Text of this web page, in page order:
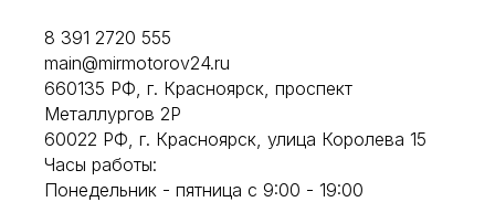
8 391 2720 555
main@mirmotorov24.ru
660135 РФ, г. Красноярск, проспект
Металлургов 2Р
60022 РФ, г. Красноярск, улица Королева 15
Часы работы:
Понедельник - пятница с 9:00 - 19:00